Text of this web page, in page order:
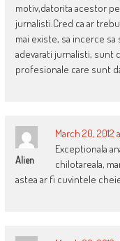
motiv,datorita acestor
jurnalisti.Cred ca ar
mai existe, sa incerce
adevarati jurnalisti, sunt
profesionale care sunt
Alien
March 20, 2012
Exceptionala
chilotareala,
astea ar fi cuvintele